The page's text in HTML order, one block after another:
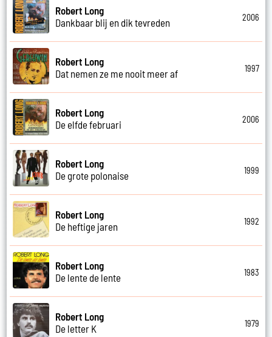
Robert Long
Dankbaar blij en dik tevreden
2006
Robert Long
Dat nemen ze me nooit meer af
1997
Robert Long
De elfde februari
2006
Robert Long
De grote polonaise
1999
Robert Long
De heftige jaren
1992
Robert Long
De lente de lente
1983
Robert Long
De letter K
1979